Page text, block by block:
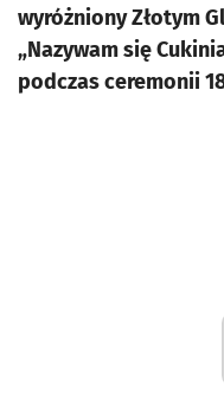
wyróżniony Złotym
„Nazywam się
podczas ceremonii